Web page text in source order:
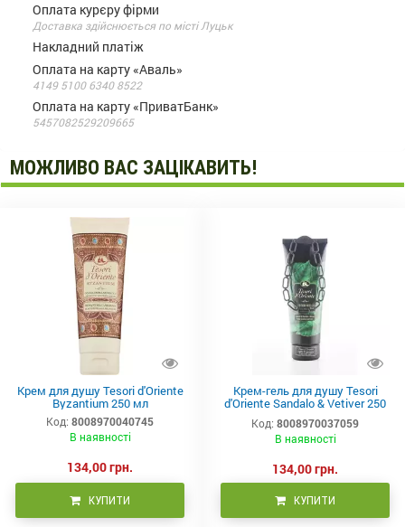
Оплата курєру фірми
Доставка здійснюється по місті Луцьк
Накладний платіж
Оплата на карту «Аваль»
4149 5100 6340 8522
Оплата на карту «ПриватБанк»
5457082529209665
МОЖЛИВО ВАС ЗАЦІКАВИТЬ!
Крем для душу Tesori d'Oriente
Byzantium 250 мл
Код: 8008970040745
В наявності
134,00 грн.
КУПИТИ
Крем-гель для душу Tesori
d'Oriente Sandalo & Vetiver 250
Код: 8008970037059
В наявності
134,00 грн.
КУПИТИ